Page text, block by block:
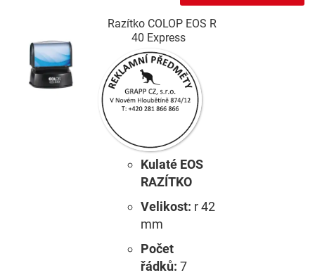
Razítko COLOP EOS R
40 Express
Kulaté EOS
RAZÍTKO
Velikost: r 42
mm
Počet
řádků: 7